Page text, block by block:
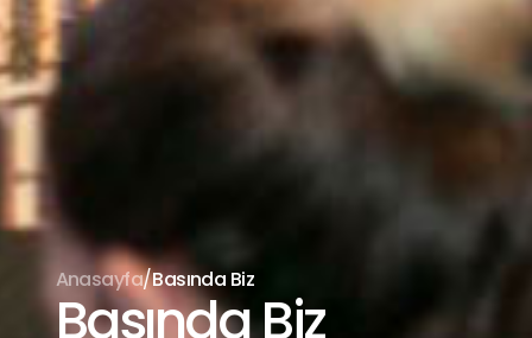
Anasayfa/Basında Biz
Basında Biz